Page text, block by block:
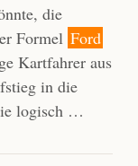
die
Formel Ford
Kartfahrer aus
in die
logisch …